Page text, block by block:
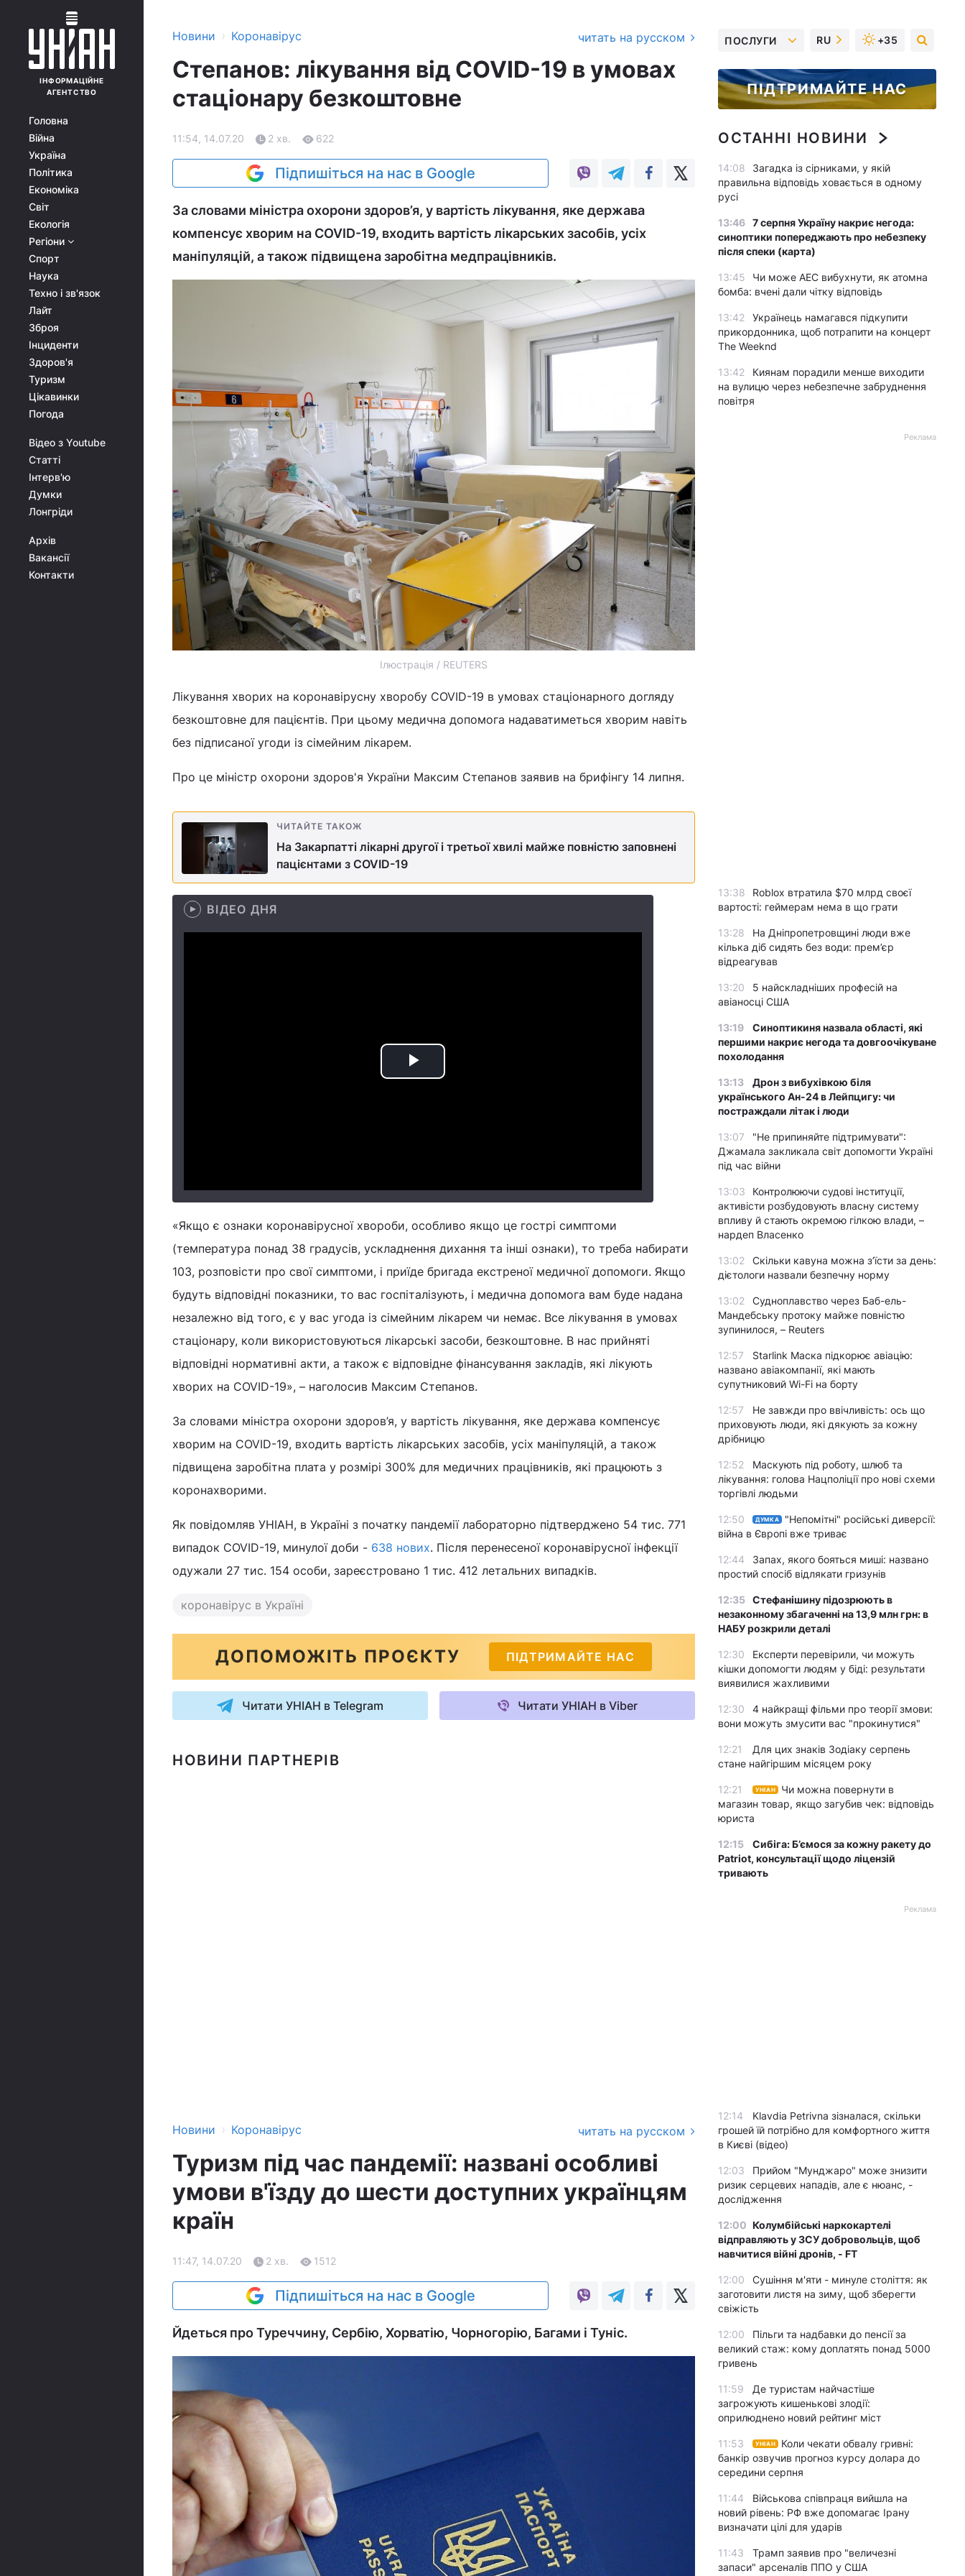
ІНФОРМАЦІЙНЕ
АГЕНТСТВО
Головна
Війна
Україна
Політика
Економіка
Світ
Екологія
Регіони
Спорт
Наука
Техно і зв'язок
Лайт
Зброя
Інциденти
Здоров'я
Туризм
Цікавинки
Погода
Відео з Youtube
Статті
Інтерв'ю
Думки
Лонгріди
Архів
Вакансії
Контакти
Новини › Коронавірус читать на русском
Степанов: лікування від COVID-19 в умовах
стаціонару безкоштовне
11:54, 14.07.20 2 хв. 622
Підпишіться на нас в Google
За словами міністра охорони здоров’я, у вартість лікування, яке держава
компенсує хворим на COVID-19, входить вартість лікарських засобів, усіх
маніпуляцій, а також підвищена заробітна медпрацівників.
Ілюстрація / REUTERS
Лікування хворих на коронавірусну хворобу COVID-19 в умовах стаціонарного догляду
безкоштовне для пацієнтів. При цьому медична допомога надаватиметься хворим навіть
без підписаної угоди із сімейним лікарем.
Про це міністр охорони здоров'я України Максим Степанов заявив на брифінгу 14 липня.
ЧИТАЙТЕ ТАКОЖ
На Закарпатті лікарні другої і третьої хвилі майже повністю заповнені
пацієнтами з COVID-19
ВІДЕО ДНЯ
Play
«Якщо є ознаки коронавірусної хвороби, особливо якщо це гострі симптоми
(температура понад 38 градусів, ускладнення дихання та інші ознаки), то треба набирати
103, розповісти про свої симптоми, і приїде бригада екстреної медичної допомоги. Якщо
будуть відповідні показники, то вас госпіталізують, і медична допомога вам буде надана
незалежно від того, є у вас угода із сімейним лікарем чи немає. Все лікування в умовах
стаціонару, коли використовуються лікарські засоби, безкоштовне. В нас прийняті
відповідні нормативні акти, а також є відповідне фінансування закладів, які лікують
хворих на COVID-19», – наголосив Максим Степанов.
За словами міністра охорони здоров’я, у вартість лікування, яке держава компенсує
хворим на COVID-19, входить вартість лікарських засобів, усіх маніпуляцій, а також
підвищена заробітна плата у розмірі 300% для медичних працівників, які працюють з
коронахворими.
Як повідомляв УНІАН, в Україні з початку пандемії лабораторно підтверджено 54 тис. 771
випадок COVID-19, минулої доби - 638 нових. Після перенесеної коронавірусної інфекції
одужали 27 тис. 154 особи, зареєстровано 1 тис. 412 летальних випадків.
коронавірус в Україні
ДОПОМОЖІТЬ ПРОЄКТУ ПІДТРИМАЙТЕ НАС
Читати УНІАН в Telegram Читати УНІАН в Viber
НОВИНИ ПАРТНЕРІВ
Новини › Коронавірус читать на русском
Туризм під час пандемії: названі особливі
умови в'їзду до шести доступних українцям
країн
11:47, 14.07.20 2 хв. 1512
Підпишіться на нас в Google
Йдеться про Туреччину, Сербію, Хорватію, Чорногорію, Багами і Туніс.
ПОСЛУГИ RU +35
ПІДТРИМАЙТЕ НАС
ОСТАННІ НОВИНИ
14:08
Загадка із сірниками, у якій
правильна відповідь ховається в одному
русі
13:46 7 серпня Україну накриє негода:
синоптики попереджають про небезпеку
після спеки (карта)
13:45
Чи може АЕС вибухнути, як атомна
бомба: вчені дали чітку відповідь
13:42
Українець намагався підкупити
прикордонника, щоб потрапити на концерт
The Weeknd
13:42
Киянам порадили менше виходити
на вулицю через небезпечне забруднення
повітря
Реклама
13:38
Roblox втратила $70 млрд своєї
вартості: геймерам нема в що грати
13:28
На Дніпропетровщині люди вже
кілька діб сидять без води: прем’єр
відреагував
13:20
5 найскладніших професій на
авіаносці США
13:19
Синоптикиня назвала області, які
першими накриє негода та довгоочікуване
похолодання
13:13
Дрон з вибухівкою біля
українського Ан-24 в Лейпцигу: чи
постраждали літак і люди
13:07
"Не припиняйте підтримувати":
Джамала закликала світ допомогти Україні
під час війни
13:03
Контролюючи судові інституції,
активісти розбудовують власну систему
впливу й стають окремою гілкою влади, –
нардеп Власенко
13:02
Скільки кавуна можна з’їсти за день:
дієтологи назвали безпечну норму
13:02
Судноплавство через Баб-ель-
Мандебську протоку майже повністю
зупинилося, – Reuters
12:57
Starlink Маска підкорює авіацію:
названо авіакомпанії, які мають
супутниковий Wi-Fi на борту
12:57
Не завжди про ввічливість: ось що
приховують люди, які дякують за кожну
дрібницю
12:52
Маскують під роботу, шлюб та
лікування: голова Нацполіції про нові схеми
торгівлі людьми
12:50 ДУМКА
"Непомітні" російські диверсії:
війна в Європі вже триває
12:44
Запах, якого бояться миші: названо
простий спосіб відлякати гризунів
12:35 Стефанішину підозрюють в
незаконному збагаченні на 13,9 млн грн: в
НАБУ розкрили деталі
12:30
Експерти перевірили, чи можуть
кішки допомогти людям у біді: результати
виявилися жахливими
12:30
4 найкращі фільми про теорії змови:
вони можуть змусити вас "прокинутися"
12:21
Для цих знаків Зодіаку серпень
стане найгіршим місяцем року
12:21 УНІАН
Чи можна повернути в
магазин товар, якщо загубив чек: відповідь
юриста
12:15
Сибіга: Б’ємося за кожну ракету до
Patriot, консультації щодо ліцензій
тривають
Реклама
12:14
Klavdia Petrivna зізналася, скільки
грошей їй потрібно для комфортного життя
в Києві (відео)
12:03
Прийом "Мунджаро" може знизити
ризик серцевих нападів, але є нюанс, -
дослідження
12:00 Колумбійські наркокартелі
відправляють у ЗСУ добровольців, щоб
навчитися війні дронів, - FT
12:00
Сушіння м'яти - минуле століття: як
заготовити листя на зиму, щоб зберегти
свіжість
12:00
Пільги та надбавки до пенсії за
великий стаж: кому доплатять понад 5000
гривень
11:59
Де туристам найчастіше
загрожують кишенькові злодії:
оприлюднено новий рейтинг міст
11:53 УНІАН
Коли чекати обвалу гривні:
банкір озвучив прогноз курсу долара до
середини серпня
11:44
Військова співпраця вийшла на
новий рівень: РФ вже допомагає Ірану
визначати цілі для ударів
11:43
Трамп заявив про "величезні
запаси" арсеналів ППО у США